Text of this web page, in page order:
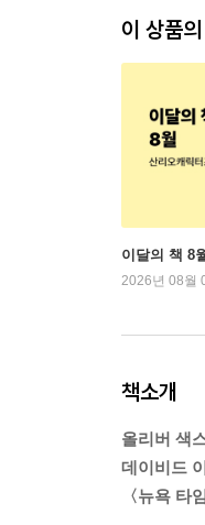
이 상품
이달의 책 8
2026년 08월
책소개
올리버 색
데이비드
〈뉴욕 타